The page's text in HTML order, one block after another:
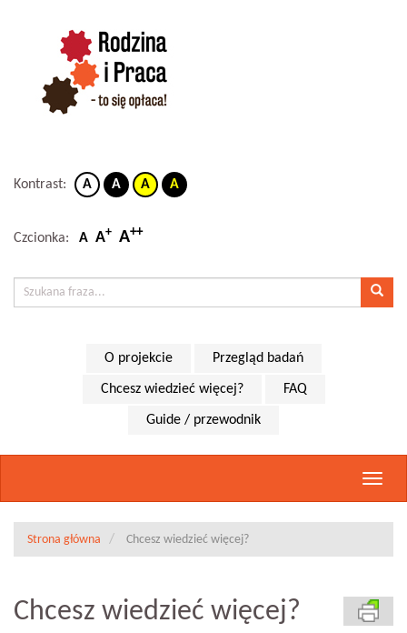
Kontrast: A A A A
Czcionka: A A+ A++
O projekcie Przegląd badań
Chcesz wiedzieć więcej? FAQ
Guide / przewodnik
Strona główna Chcesz wiedzieć więcej?
Chcesz wiedzieć więcej?